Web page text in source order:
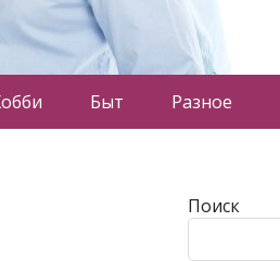
Быт Разное
Поиск